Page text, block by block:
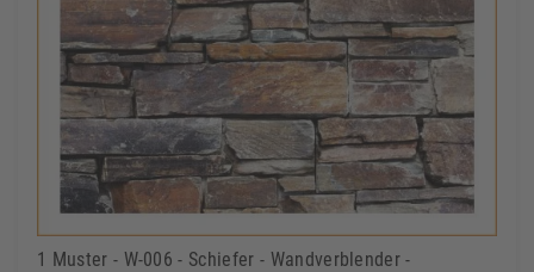
1 Muster - W-006 - Schiefer - Wandverblender -